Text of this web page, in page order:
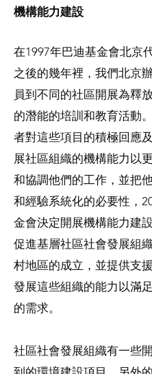
機構能力建設
在1997年巴迪基金會北京
之後的幾年裡，我們北京
員到不同的社區開展為釋
的潛能的培訓和教育活動
者對這些項目的積極回應
展社區組織的機構能力以
和協調他們的工作，並把
和經驗系統化的必要性，
金會決定開展機構能力建
促進基層社區社會發展組
村地區的成立，並提供支
發展這些組織的能力以滿
的需求。
社區社會發展組織有一些